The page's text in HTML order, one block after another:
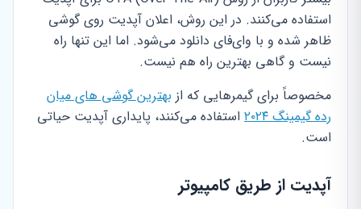
استفاده می‌کنند. در این روش، اعلان آپدیت روی گوشی
ظاهر شده و با وای‌فای دانلود می‌شود. اما این تنها راه
نیست و گاهی بهترین راه هم نیست.
مخصوصاً برای گیمرهایی که از بهترین گوشی های میان
رده گیمینگ ۲۰۲۴
استفاده می‌کنند، پایداری آپدیت حیاتی
است.
آپدیت از طریق کامپیوتر